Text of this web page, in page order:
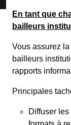
En tant que
bailleurs
Vous assurez
bailleurs
rapports
Principales
Diffuser